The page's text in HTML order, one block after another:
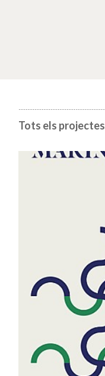
Tots els projectes